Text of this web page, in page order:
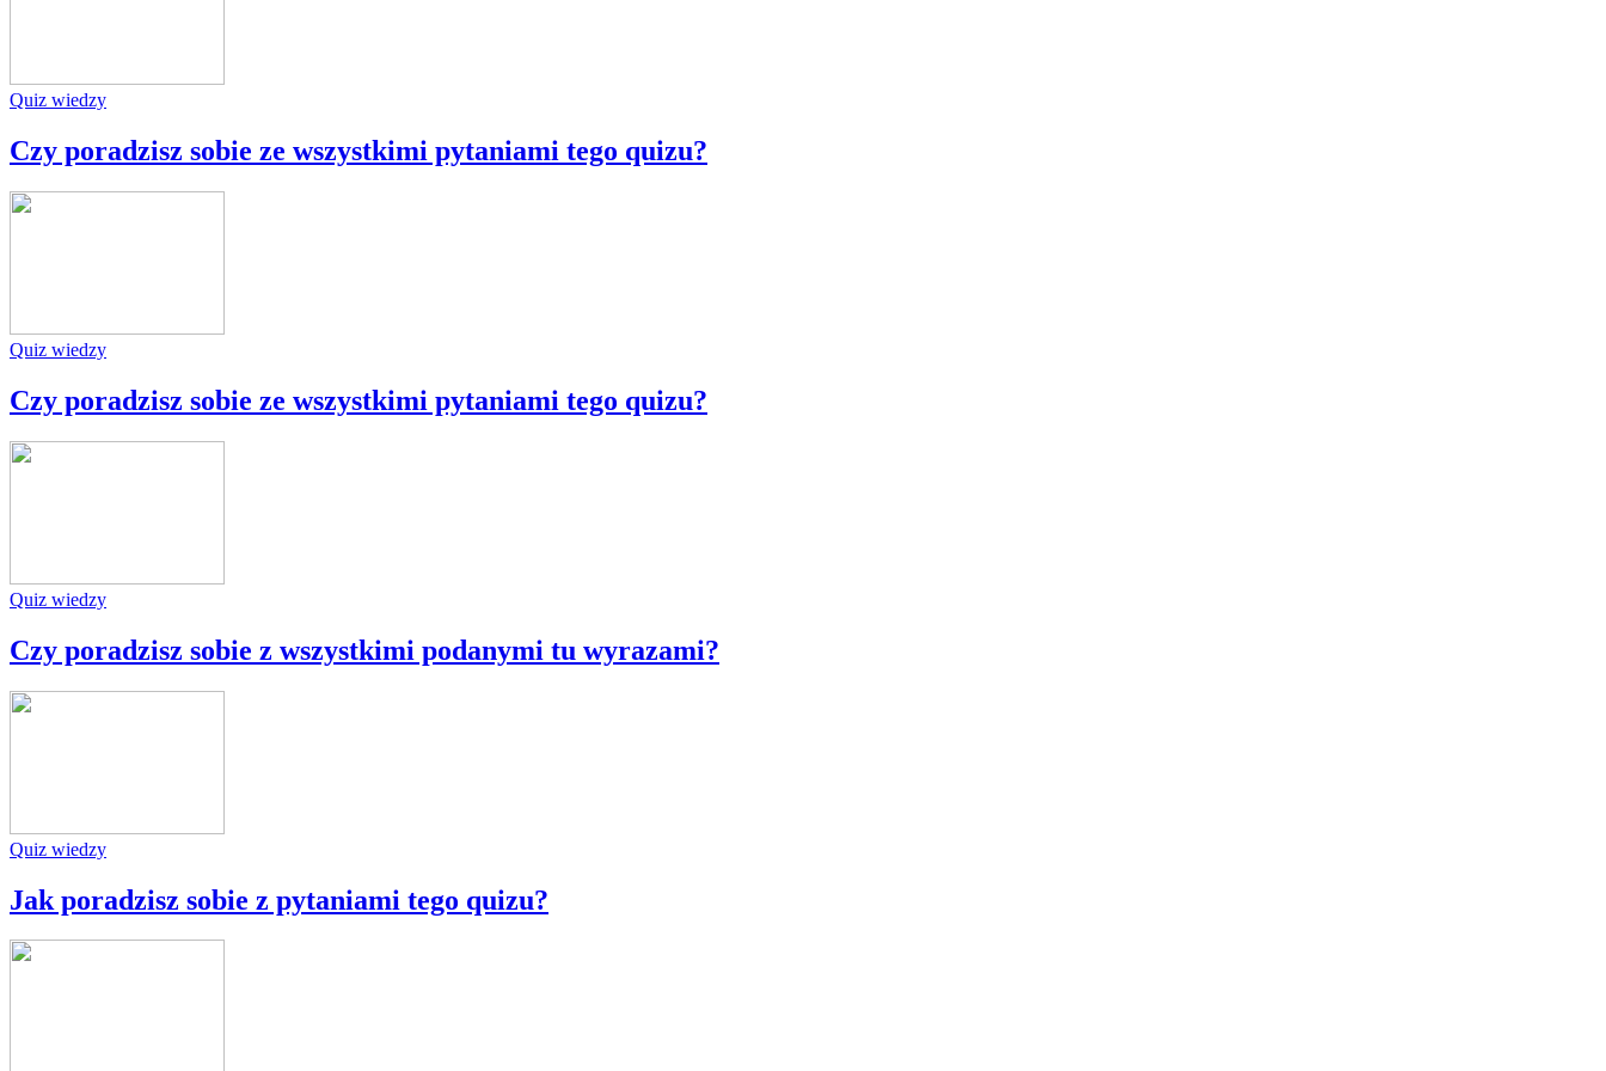
Quiz wiedzy
Czy poradzisz sobie ze wszystkimi pytaniami tego quizu?
Quiz wiedzy
Czy poradzisz sobie ze wszystkimi pytaniami tego quizu?
Quiz wiedzy
Czy poradzisz sobie z wszystkimi podanymi tu wyrazami?
Quiz wiedzy
Jak poradzisz sobie z pytaniami tego quizu?